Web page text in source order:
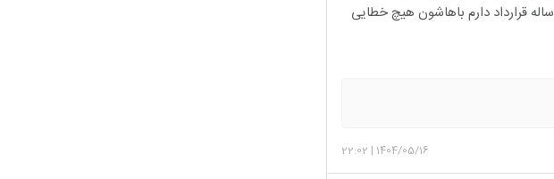
قرارداد دارم باهاشون هیچ خطایی
1404/05/16
|
22:02